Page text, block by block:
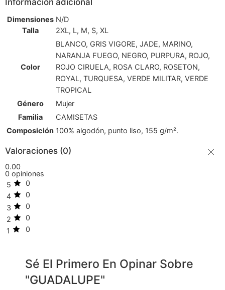
Dimensiones N/D
Talla
2XL, L, M, S, XL
Color
BLANCO, GRIS VIGORE, JADE, MARINO,
NARANJA FUEGO, NEGRO, PURPURA, ROJO,
ROJO CIRUELA, ROSA CLARO, ROSETON,
ROYAL, TURQUESA, VERDE MILITAR, VERDE
TROPICAL
Género
Mujer
Familia
CAMISETAS
Composición 100% algodón, punto liso, 155 g/m².
Valoraciones (0)
0.00
0 opiniones
5
0
4
0
3
0
2
0
1
0
Sé El Primero En Opinar Sobre
"GUADALUPE"